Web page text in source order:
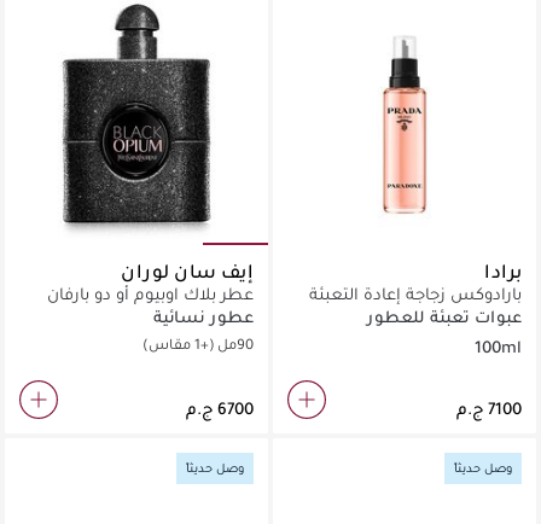
برادا
بارادوكس زجاجة إعادة التعبئة
عبوات تعبئة للعطور
100ml
إيف سان لوران
عطر بلاك اوبيوم أو دو بارفان
اكستريم
عطور نسائية
90مل (+1 مقاس)
وصل حديثاً وصل حديثاً